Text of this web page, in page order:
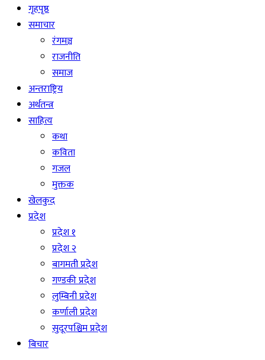
गृहपृष्ठ
समाचार
रंगमञ्च
राजनीति
समाज
अन्तराष्ट्रिय
अर्थतन्त्र
साहित्य
कथा
कविता
गजल
मुक्तक
खेलकुद
प्रदेश
प्रदेश १
प्रदेश २
बागमती प्रदेश
गण्डकी प्रदेश
लुम्बिनी प्रदेश
कर्णाली प्रदेश
सुदूरपश्चिम प्रदेश
बिचार